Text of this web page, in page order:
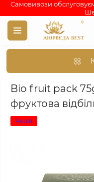
Самовивози
Аюрведа каталог
Bio fruit pack
фруктова
Акція